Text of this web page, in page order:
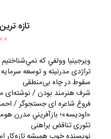
تازه
ويرجينيا وولفي كه نمي‌شناختيم
تراژدی مدرنیته و توسعه
سقوط در چاه بی‌منطقی
شرف هنرمند بودن / نوشته‌ای
فروغ شاعره ای جستجوگر /
«اوديسه»؛ بازآفريني مدرن
تئوری تناقض براهنی
نويسنده خوب هميشه